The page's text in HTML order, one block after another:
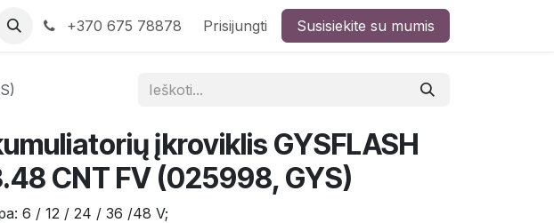
+370 675 78878 Prisijungti Susisiekite su mumis
įkroviklis GYSFLASH
CNT FV (025998, GYS)
6 / 12 / 24 / 36 /48 V;